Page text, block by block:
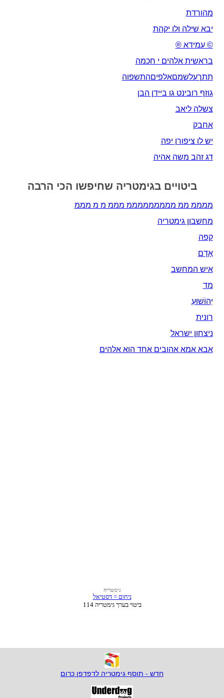
מהורדת
יבא שילה ולו יקהת
© עמידא ®
בראשית אלהים י חכמה
תתךעלשמםאלפיםהתשפוה
גוזף רובינט גו ביידן הבן
צשלה ליאב
אחבק
יש לו ציפורן יפה
דג זהב משה אהיה
ביטויים בגימטריה שחיפשו הכי הרבה
ממממ ממ מממממממממ מממ מ מ מממ
מחשבון גימטריה
קפה
אָדָם‎
איש המחשב
מד
יְהוֹשׁוּעַ
רונית
ניצחון ישראל
אבא אמא אהובים אחד הוא אלהים
חדש - תוסף גימטריה לדפדפן כרום